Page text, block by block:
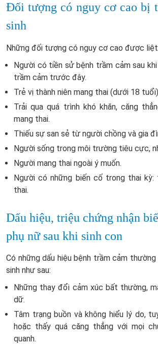
Đối tượng có nguy cơ cao bị
sinh
Những đối tượng có nguy cơ cao được liệt
Người có tiền sử bệnh trầm cảm sau
trầm cảm trước đây.
Trẻ vị thành niên mang thai (dưới 18
Trải qua quá trình khó khăn, căng
mang thai.
Thiếu sự san sẻ từ người chồng và gia
Người sống trong môi trường tiêu cực,
Người mang thai ngoài ý muốn.
Người có những biến cố trong thai
thai.
Dấu hiệu, triệu chứng nhận
phụ nữ sau khi sinh con
Có những dấu hiệu bệnh trầm cảm
sinh như sau:
Những thay đổi cảm xúc bất thường,
dữ.
Tâm trạng buồn và không hiểu lý do,
hoặc thấy quá căng thẳng với mọi
quanh.